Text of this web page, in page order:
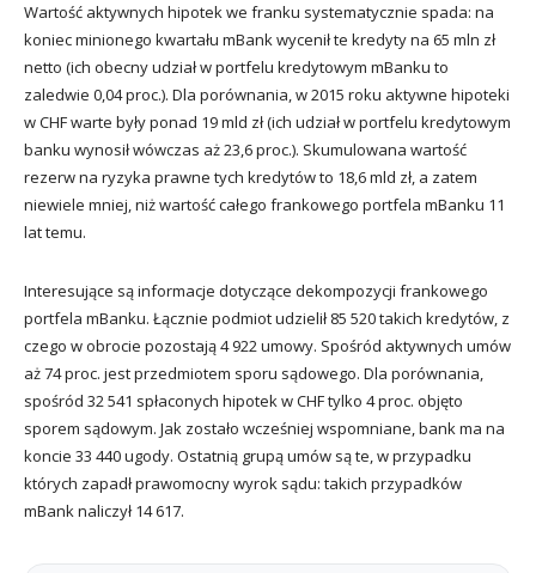
Wartość aktywnych hipotek we franku systematycznie spada: na
koniec minionego kwartału mBank wycenił te kredyty na 65 mln zł
netto (ich obecny udział w portfelu kredytowym mBanku to
zaledwie 0,04 proc.). Dla porównania, w 2015 roku aktywne hipoteki
w CHF warte były ponad 19 mld zł (ich udział w portfelu kredytowym
banku wynosił wówczas aż 23,6 proc.). Skumulowana wartość
rezerw na ryzyka prawne tych kredytów to 18,6 mld zł, a zatem
niewiele mniej, niż wartość całego frankowego portfela mBanku 11
lat temu.
Interesujące są informacje dotyczące dekompozycji frankowego
portfela mBanku. Łącznie podmiot udzielił 85 520 takich kredytów, z
czego w obrocie pozostają 4 922 umowy. Spośród aktywnych umów
aż 74 proc. jest przedmiotem sporu sądowego. Dla porównania,
spośród 32 541 spłaconych hipotek w CHF tylko 4 proc. objęto
sporem sądowym. Jak zostało wcześniej wspomniane, bank ma na
koncie 33 440 ugody. Ostatnią grupą umów są te, w przypadku
których zapadł prawomocny wyrok sądu: takich przypadków
mBank naliczył 14 617.